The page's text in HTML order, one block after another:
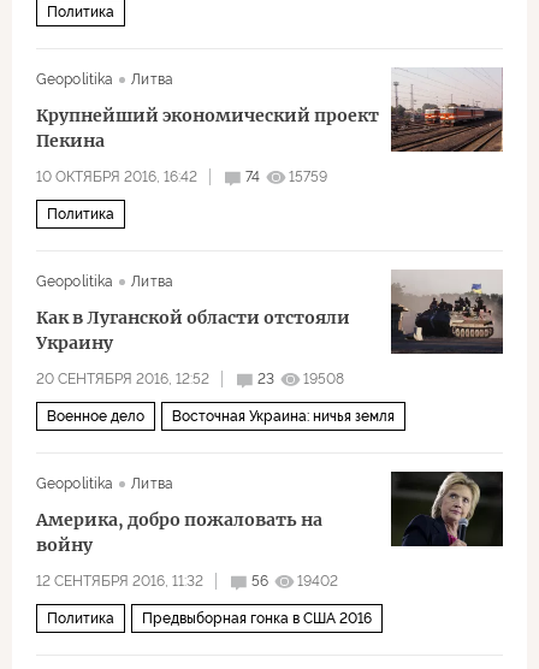
Политика
Geopolitika Литва
Крупнейший экономический проект
Пекина
10 ОКТЯБРЯ 2016, 16:42 74 15759
Политика
Geopolitika Литва
Как в Луганской области отстояли
Украину
20 СЕНТЯБРЯ 2016, 12:52 23 19508
Военное дело Восточная Украина: ничья земля
Geopolitika Литва
Америка, добро пожаловать на
войну
12 СЕНТЯБРЯ 2016, 11:32 56 19402
Политика Предвыборная гонка в США 2016